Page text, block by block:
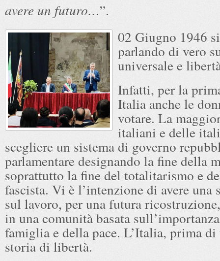
avere un futuro…”.
02 Giugno 1946
parlando di vero
universale e
Infatti, per la
Italia anche le
votare. La
italiani e delle
scegliere un sistema di governo
parlamentare designando la fine della
soprattutto la fine del totalitarismo e
fascista. Vi è l’intenzione di avere una
sul lavoro, per una futura
in una comunità basata
famiglia e della pace. L’Italia, prima
storia di libertà.